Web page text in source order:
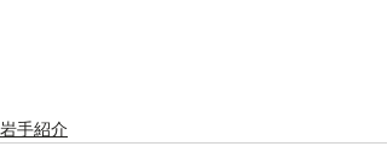
岩手紹介